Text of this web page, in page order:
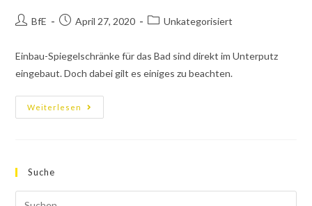
BfE April 27, 2020 Unkategorisiert
Einbau-Spiegelschränke für das Bad sind direkt im Unterputz
eingebaut. Doch dabei gilt es einiges zu beachten.
Weiterlesen
Suche